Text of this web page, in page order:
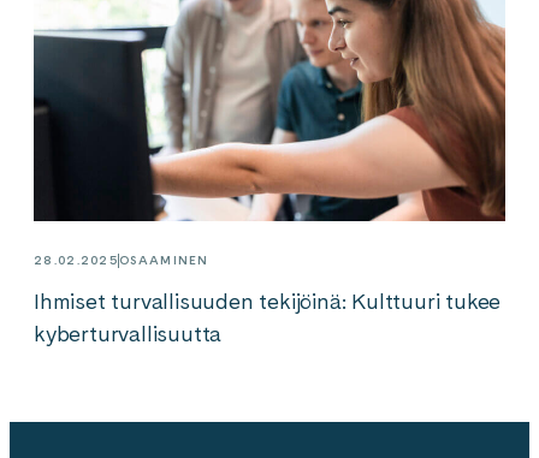
28.02.2025 OSAAMINEN
Ihmiset turvallisuuden tekijöinä: Kulttuuri tukee
kyberturvallisuutta